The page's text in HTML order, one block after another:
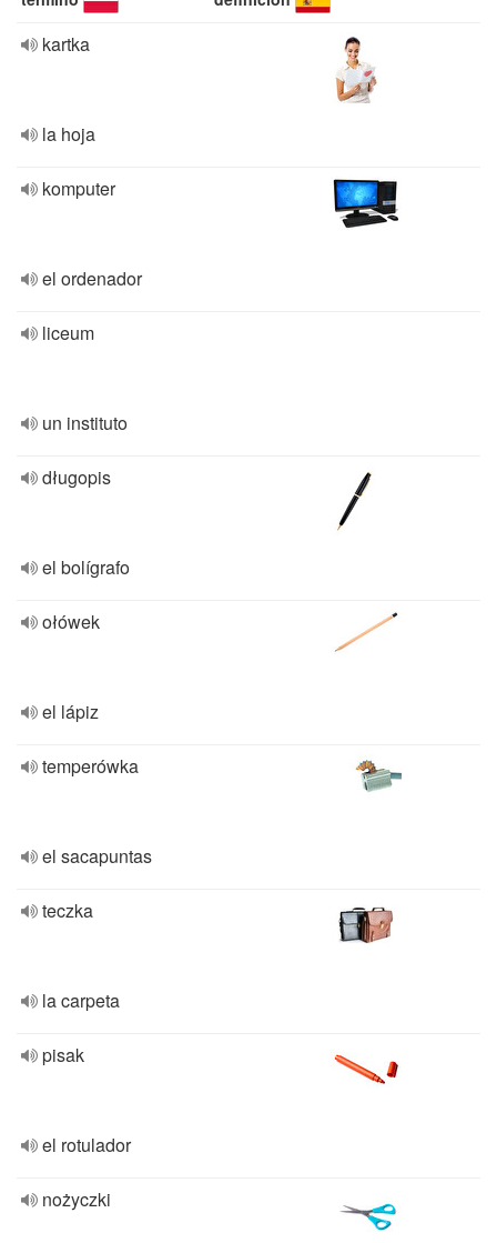
kartka
la hoja
komputer
el ordenador
liceum
un instituto
długopis
el bolígrafo
ołówek
el lápiz
temperówka
el sacapuntas
teczka
la carpeta
pisak
el rotulador
nożyczki